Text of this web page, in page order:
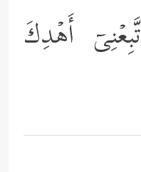
أَهۡدِكَ